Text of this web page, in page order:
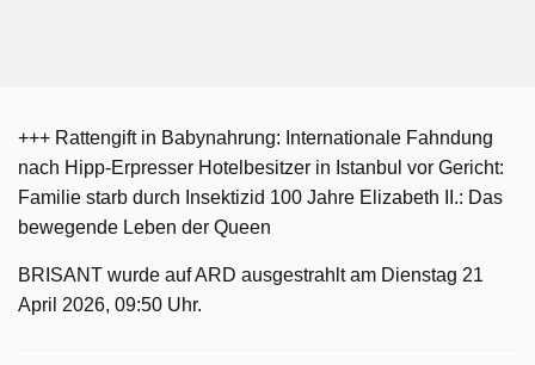
+++ Rattengift in Babynahrung: Internationale Fahndung
nach Hipp-Erpresser Hotelbesitzer in Istanbul vor Gericht:
Familie starb durch Insektizid 100 Jahre Elizabeth II.: Das
bewegende Leben der Queen
BRISANT wurde auf ARD ausgestrahlt am Dienstag 21
April 2026, 09:50 Uhr.